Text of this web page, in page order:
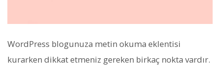
WordPress blogunuza metin okuma eklentisi
kurarken dikkat etmeniz gereken birkaç nokta vardır.